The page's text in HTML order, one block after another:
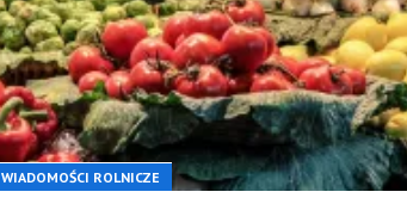
WIADOMOŚCI ROLNICZE